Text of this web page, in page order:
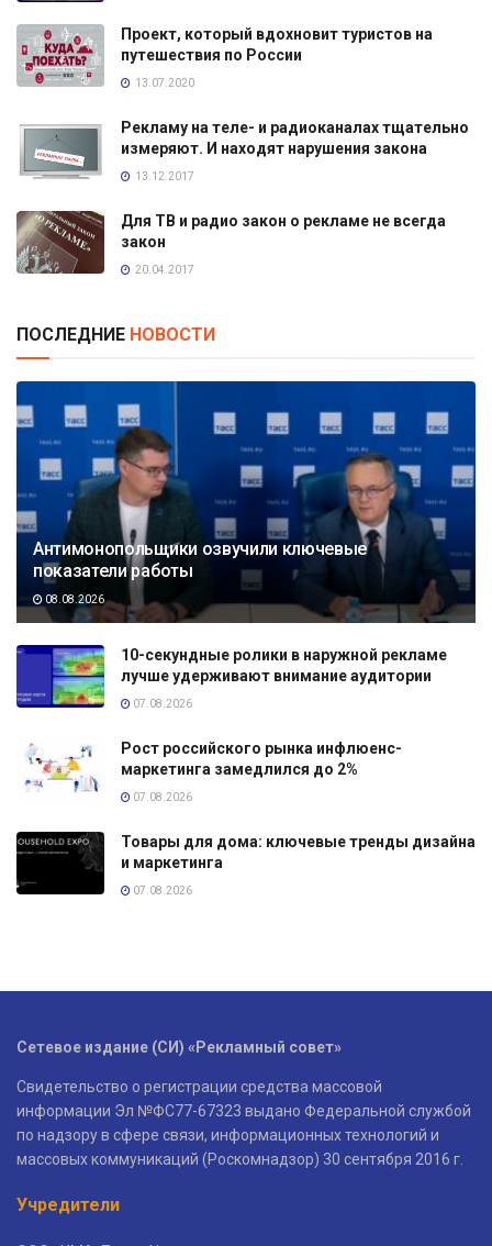
Проект, который вдохновит туристов на
путешествия по России
13.07.2020
Рекламу на теле- и радиоканалах тщательно
измеряют. И находят нарушения закона
13.12.2017
Для ТВ и радио закон о рекламе не всегда
закон
20.04.2017
ПОСЛЕДНИЕ НОВОСТИ
Антимонопольщики озвучили ключевые
показатели работы
08.08.2026
10-секундные ролики в наружной рекламе
лучше удерживают внимание аудитории
07.08.2026
Рост российского рынка инфлюенс-
маркетинга замедлился до 2%
07.08.2026
Товары для дома: ключевые тренды дизайна
и маркетинга
07.08.2026
Сетевое издание (СИ) «Рекламный совет»
Свидетельство о регистрации средства массовой
информации Эл №ФС77-67323 выдано Федеральной службой
по надзору в сфере связи, информационных технологий и
массовых коммуникаций (Роскомнадзор) 30 сентября 2016 г.
Учредители